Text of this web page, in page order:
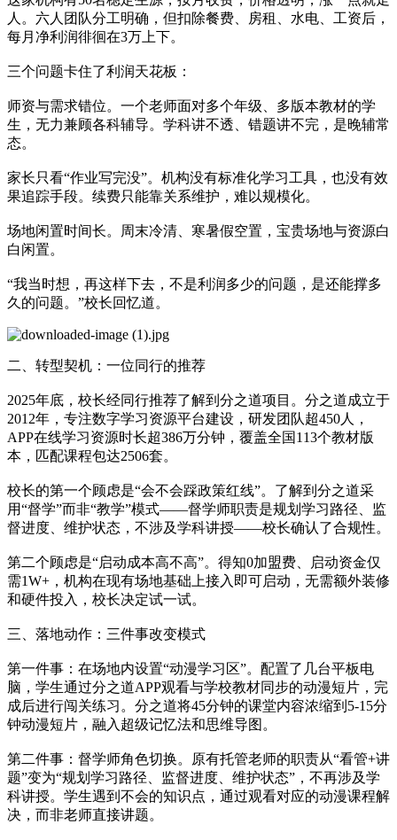
人。六人团队分工明确，但扣除餐费、房租、水电、工资后，
每月净利润徘徊在3万上下。
三个问题卡住了利润天花板：
师资与需求错位。一个老师面对多个年级、多版本教材的学
生，无力兼顾各科辅导。学科讲不透、错题讲不完，是晚辅常
态。
家长只看“作业写完没”。机构没有标准化学习工具，也没有效
果追踪手段。续费只能靠关系维护，难以规模化。
场地闲置时间长。周末冷清、寒暑假空置，宝贵场地与资源白
白闲置。
“我当时想，再这样下去，不是利润多少的问题，是还能撑多
久的问题。”校长回忆道。
二、转型契机：一位同行的推荐
2025年底，校长经同行推荐了解到分之道项目。分之道成立于
2012年，专注数字学习资源平台建设，研发团队超450人，
APP在线学习资源时长超386万分钟，覆盖全国113个教材版
本，匹配课程包达2506套。
校长的第一个顾虑是“会不会踩政策红线”。了解到分之道采
用“督学”而非“教学”模式——督学师职责是规划学习路径、监
督进度、维护状态，不涉及学科讲授——校长确认了合规性。
第二个顾虑是“启动成本高不高”。得知0加盟费、启动资金仅
需1W+，机构在现有场地基础上接入即可启动，无需额外装修
和硬件投入，校长决定试一试。
三、落地动作：三件事改变模式
第一件事：在场地内设置“动漫学习区”。配置了几台平板电
脑，学生通过分之道APP观看与学校教材同步的动漫短片，完
成后进行闯关练习。分之道将45分钟的课堂内容浓缩到5-15分
钟动漫短片，融入超级记忆法和思维导图。
第二件事：督学师角色切换。原有托管老师的职责从“看管+讲
题”变为“规划学习路径、监督进度、维护状态”，不再涉及学
科讲授。学生遇到不会的知识点，通过观看对应的动漫课程解
决，而非老师直接讲题。